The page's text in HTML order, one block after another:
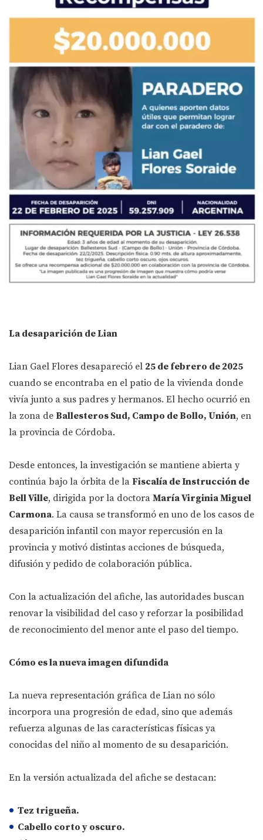
La desaparición de Lian
Lian Gael Flores desapareció el 25 de febrero de 2025
cuando se encontraba en el patio de la vivienda donde
vivía junto a sus padres y hermanos. El hecho ocurrió en
la zona de Ballesteros Sud, Campo de Bollo, Unión, en
la provincia de Córdoba.
Desde entonces, la investigación se mantiene abierta y
continúa bajo la órbita de la Fiscalía de Instrucción de
Bell Ville, dirigida por la doctora María Virginia Miguel
Carmona. La causa se transformó en uno de los casos de
desaparición infantil con mayor repercusión en la
provincia y motivó distintas acciones de búsqueda,
difusión y pedido de colaboración pública.
Con la actualización del afiche, las autoridades buscan
renovar la visibilidad del caso y reforzar la posibilidad
de reconocimiento del menor ante el paso del tiempo.
Cómo es la nueva imagen difundida
La nueva representación gráfica de Lian no sólo
incorpora una progresión de edad, sino que además
refuerza algunas de las características físicas ya
conocidas del niño al momento de su desaparición.
En la versión actualizada del afiche se destacan:
Tez trigueña.
Cabello corto y oscuro.